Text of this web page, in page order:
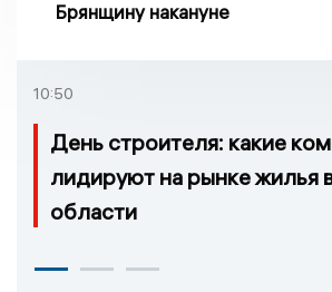
Брянщину накануне
10:50
День строителя: какие
лидируют на рынке жилья
области